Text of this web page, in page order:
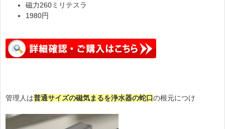
磁力260ミリテスラ
1980円
管理人は普通サイズの磁気まるを浄水器の蛇口の根元につけ